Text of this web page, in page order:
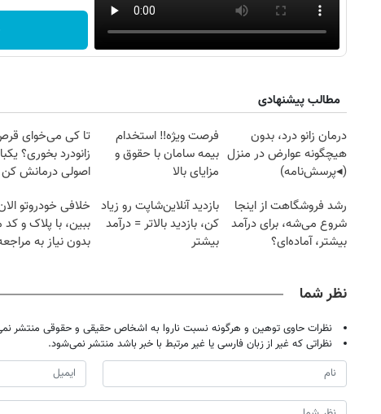
مطالب پیشنهادی
درمان زانو درد، بدون
هیچگونه عوارض در منزل
(◂پرسش‌نامه)
فرصت ویژه‼️ استخدام
بیمه سامان با حقوق و
مزایای بالا
تا کی می‌خوای
زانودرد بخوری؟
اصولی درمانش کن
رشد فروشگاهت از اینجا
شروع می‌شه، برای درآمد
بیشتر، آماده‌ای؟
بازدید آنلاین‌شاپت رو زیاد
کن، بازدید بالاتر = درآمد
بیشتر
خلافی خودروتو
ببین، با پلاک و کد
بدون نیاز به
نظر شما
نظرات حاوی توهین و هرگونه نسبت ناروا به اشخاص حقیقی و حقوقی منتشر
نظراتی که غیر از زبان فارسی یا غیر مرتبط با خبر باشد منتشر نمی‌شود.